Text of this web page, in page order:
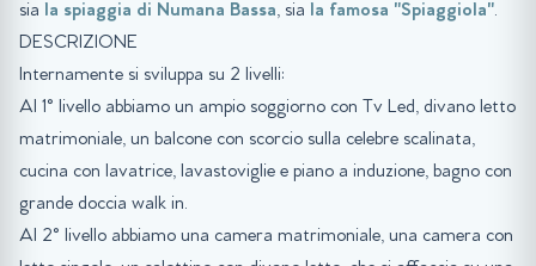
sia la spiaggia di Numana Bassa, sia la famosa "Spiaggiola".
DESCRIZIONE
Internamente si sviluppa su 2 livelli:
Al 1° livello abbiamo un ampio soggiorno con Tv Led, divano letto
matrimoniale, un balcone con scorcio sulla celebre scalinata,
cucina con lavatrice, lavastoviglie e piano a induzione, bagno con
grande doccia walk in.
Al 2° livello abbiamo una camera matrimoniale, una camera con